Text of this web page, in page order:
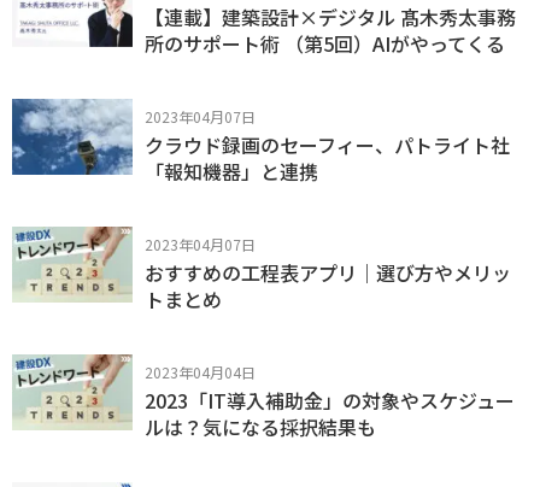
【連載】建築設計×デジタル 髙木秀太事務
所のサポート術 （第5回）AIがやってくる
2023年04月07日
クラウド録画のセーフィー、パトライト社
「報知機器」と連携
2023年04月07日
おすすめの工程表アプリ｜選び方やメリッ
トまとめ
2023年04月04日
2023「IT導入補助金」の対象やスケジュー
ルは？気になる採択結果も